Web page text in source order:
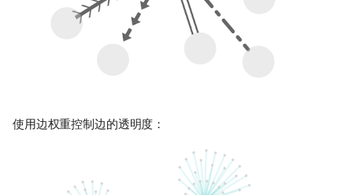
使用边权重控制边的透明度：